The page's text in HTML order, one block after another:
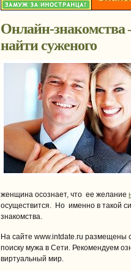
Онлайн-знакомства
найти суженого
женщина осознает, что ее желание
осуществится. Но именно в такой
знакомства.
На сайте www.intdate.ru размещены
поиску мужа в Сети. Рекомендуем
виртуальный мир.